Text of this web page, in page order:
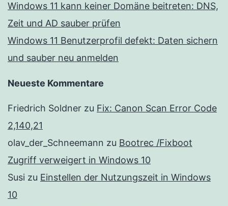
Windows 11 kann keiner Domäne beitreten: DNS,
Zeit und AD sauber prüfen
Windows 11 Benutzerprofil defekt: Daten sichern
und sauber neu anmelden
Neueste Kommentare
Friedrich Soldner zu Fix: Canon Scan Error Code
2,140,21
olav_der_Schneemann zu Bootrec /Fixboot
Zugriff verweigert in Windows 10
Susi zu Einstellen der Nutzungszeit in Windows
10